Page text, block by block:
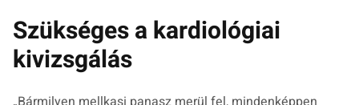
Szükséges a kardiológiai
kivizsgálás